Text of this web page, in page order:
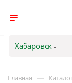
Хабаровск
Главная — Каталог